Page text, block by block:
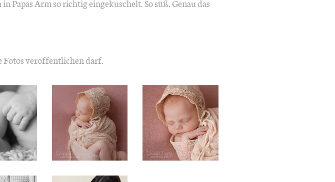
Papas Arm so richtig eingekuschelt. So süß. Genau das
Fotos veröffentlichen darf.